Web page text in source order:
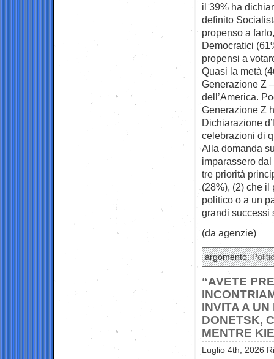
il 39% ha
definito
propenso a
Democratici
propensi a
Quasi la metà
Generazione Z
dell’America.
Generazione Z
Dichiarazione
celebrazioni di
Alla domanda
imparassero
tre priorità
(28%), (2) che
politico o a un
grandi successi
(da agenzie)
argomento:
“AVETE
INVITA A
DONETSK,
MENTRE
Luglio 4th, 2026